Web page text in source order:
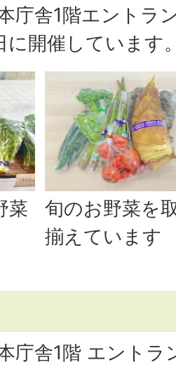
庁舎1階エントラ
に開催しています
菜
旬のお野菜を
揃えています
庁舎1階 エント